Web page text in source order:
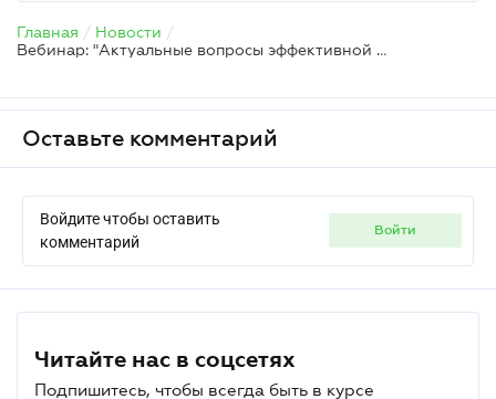
Главная / Новости /
Вебинар: "Актуальные вопросы эффективной договорной работы в 2025 году"
Оставьте комментарий
Войдите чтобы оставить
комментарий
войти
Читайте нас в соцсетях
Подпишитесь, чтобы всегда быть в курсе